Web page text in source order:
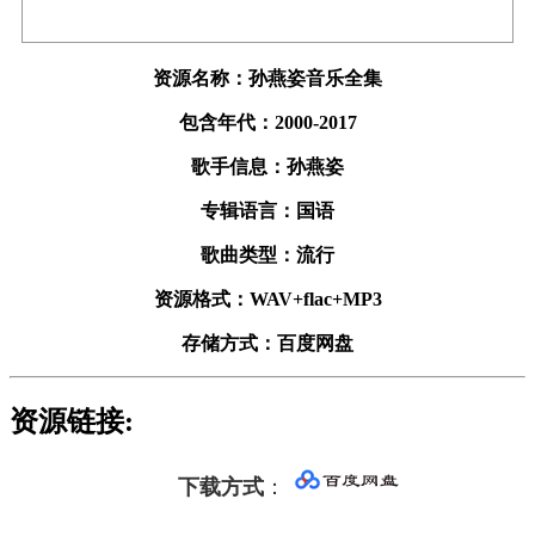
资源名称：孙燕姿音乐全集
包含年代：2000-2017
歌手信息：孙燕姿
专辑语言：国语
歌曲类型：流行
资源格式：WAV+flac+MP3
存储方式：百度网盘
资源链接:
下载方式 ：